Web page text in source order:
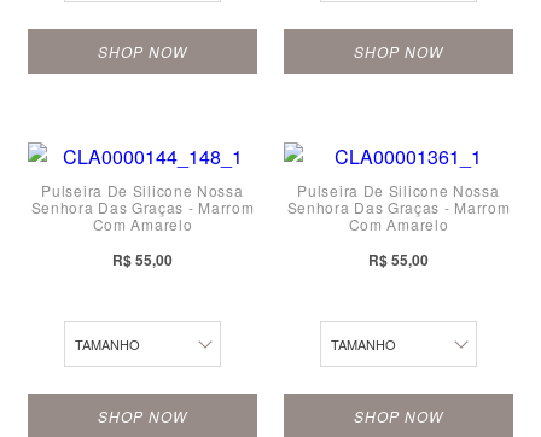
SHOP NOW SHOP NOW
Pulseira De Silicone Nossa
Senhora Das Graças - Marrom
Com Amarelo
R$ 55,00
TAMANHO
M
P
SHOP NOW
Pulseira De Silicone Nossa
Senhora Das Graças - Marrom
Com Amarelo
R$ 55,00
TAMANHO
PP
P
SHOP NOW